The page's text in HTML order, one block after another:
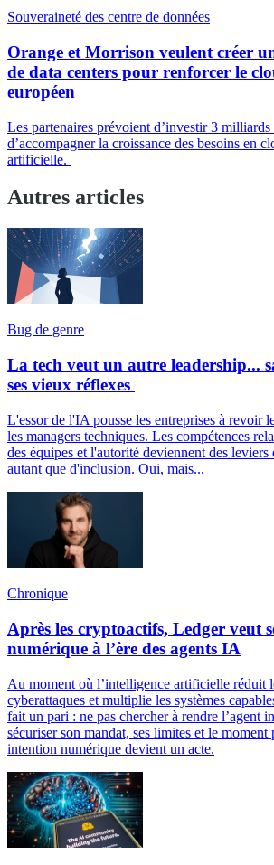
Souveraineté des centre de données
Orange et Morrison veulent créer
de data centers pour renforcer le
européen
Les partenaires prévoient d’investir 3 milliards
d’accompagner la croissance des besoins en
artificielle.
Autres articles
Bug de genre
La tech veut un autre leadership...
ses vieux réflexes
L'essor de l'IA pousse les entreprises à revoir
les managers techniques. Les compétences
des équipes et l'autorité deviennent des leviers
autant que d'inclusion. Oui, mais...
Chronique
Après les cryptoactifs, Ledger veut
numérique à l’ère des agents IA
Au moment où l’intelligence artificielle réduit
cyberattaques et multiplie les systèmes
fait un pari : ne pas chercher à rendre l’agent
sécuriser son mandat, ses limites et le moment
intention numérique devient un acte.